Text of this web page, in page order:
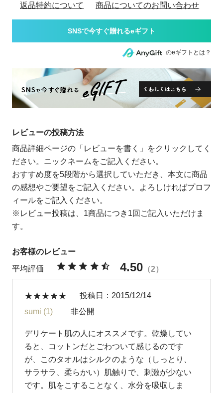
返品特約について 商品についてのお問い合わせ
のeギフトとは？
レビューの投稿方法
商品詳細ページの「レビューを書く」をクリックしてく
ださい。ニックネームをご記入ください。
おすすめ度を5段階から選択していただき、本文に商品
の感想やご要望をご記入ください。よろしければプロフ
ィールをご記入ください。
※レビュー投稿は、1商品につき1回ご記入いただけま
す。
4.50 2
sumi 1 非公開
投稿日 2015/12/14
デリケート肌の人にオススメです。乾燥してい
ると、コットンだとごわついて感じるのです
が、このタオルはシルクのような（しっとり、
サラサラ、柔らかい）肌触りで、刺激が少ない
です。肌をこすることなく、水分を吸収しま